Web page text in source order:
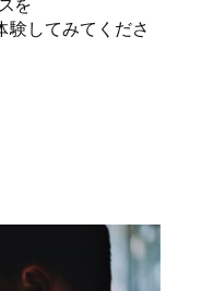
験してみてくださ